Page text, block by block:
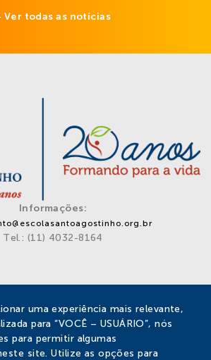
uma experiência mais relevante,
para “VOCÊ – USUÁRIO”, nós
para permitir algumas
site. Utilize as opções para
Ver todas as notícias
Informações:
Tel.: (11) 4032-8164
Santo Agostinho
Bárbara, 588 – Vila Aparecida
– SP – Cep: 12912-680